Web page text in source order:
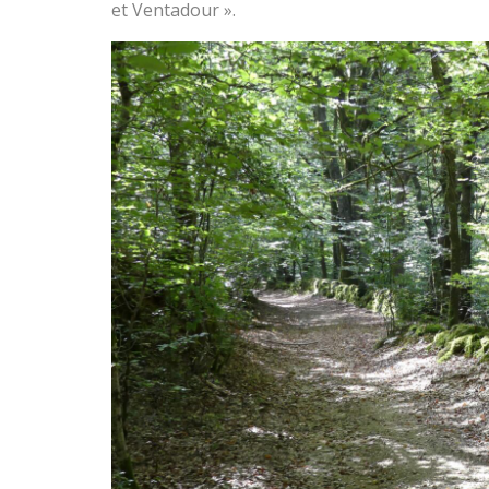
et Ventadour ».